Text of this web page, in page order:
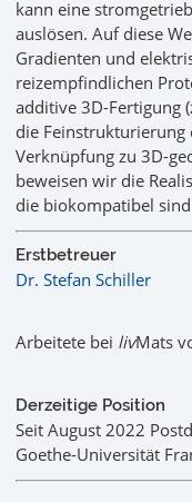
kann eine
auslösen. Auf diese
Gradienten und
reizempfindlichen
additive 3D-Fertigung
die
Verknüpfung zu 3D-
beweisen wir die
die biokompatibel
Erstbetreuer
Dr. Stefan Schiller
Arbeitete bei livMats
Derzeitige Position
Seit August 2022
Goethe-Universität